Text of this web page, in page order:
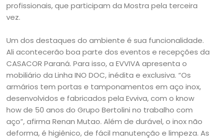
profissionais, que participam da Mostra pela terceira
vez.
Um dos destaques do ambiente é sua funcionalidade.
Ali acontecerão boa parte dos eventos e recepções da
CASACOR Paraná. Para isso, a EVVIVA apresenta o
mobiliário da Linha INO DOC, inédita e exclusiva. “Os
armários tem portas e tamponamentos em aço inox,
desenvolvidos e fabricados pela Evviva, com o know
how de 50 anos do Grupo Bertolini no trabalho com
aço”, afirma Renan Mutao. Além de durável, o inox não
deforma, é higiênico, de fácil manutenção e limpeza. As